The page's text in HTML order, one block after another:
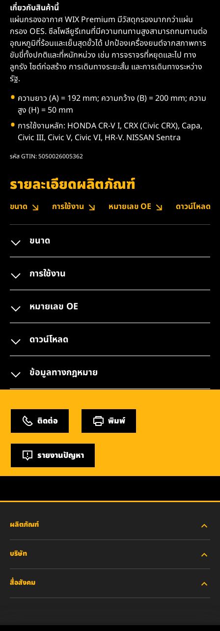
เกี่ยวกับสินค้านี้
แผ่นกรองอากาศ WIX Premium มีวัสดุกรองมากกว่าแผ่น
กรอง OES. ซีลโพลียูรีเทนที่มีความทนทานสูงสามารถทนทานต่อ
อุณหภูมิที่ร้อนและเย็นสุดขั้วได้ ปกป้องเครื่องยนต์จากสภาพการ
ขับขี่ทั้งปกติและที่หนักหน่วง เช่น การจราจรที่หยุดและไป ทาง
ลูกรัง ไซต์ก่อสร้าง การเดินทางระยะสั้น และการเดินทางระหว่าง
รัฐ.
ความยาว (A) = 192 mm; ความกว้าง (B) = 200 mm; ความ
สูง (H) = 50 mm
การใช้งานหลัก: HONDA CR-V I, CRX (Civic CRX), Capa,
Civic III, Civic V, Civic VI, HR-V. NISSAN Sentra
รหัส GTIN: 5050026005362
รายละเอียดผลิตภัณฑ์
ขนาด การใช้งาน หมายเลข OE ดาวน์โหลด
ขนาด
การใช้งาน
หมายเลข OE
ดาวน์โหลด
ข้อมูลทางกฎหมาย
ติดต่อ พิมพ์
รายงานปัญหา
ผลิตภัณฑ์
รถยนต์ส่วนบุคคลและรถบรรทุกงานเบา
บริษัท
สื่อสังคม